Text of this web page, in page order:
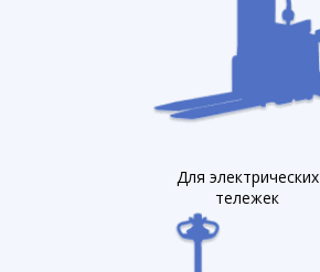
Для электрических
тележек